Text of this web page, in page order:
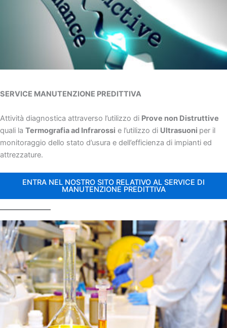
SERVICE MANUTENZIONE PREDITTIVA
Attività diagnostica attraverso l’utilizzo di Prove non Distruttive
quali la Termografia ad Infrarossi e l’utilizzo di Ultrasuoni per il
monitoraggio dello stato d’usura e dell’efficienza di impianti ed
attrezzature.
ENTRA NEL NOSTRO SITO RELATIVO AL SERVICE DI
MANUTENZIONE PREDITTIVA